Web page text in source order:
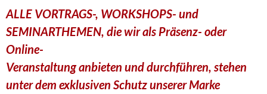
ALLE VORTRAGS-, WORKSHOPS- und
SEMINARTHEMEN, die wirals Präsenz- oder
Online-
Veranstaltung anbieten und durchführen, stehen
unter dem exklusiven Schutz unserer Marke